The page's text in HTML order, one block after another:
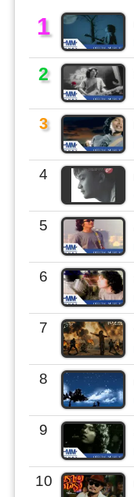
1
2
3
4
5
6
7
8
9
10